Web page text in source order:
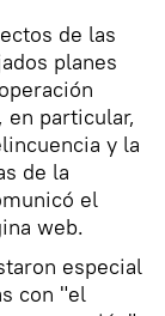
de las
planes
particular,
y la
de la
el
web.
especial
con "el